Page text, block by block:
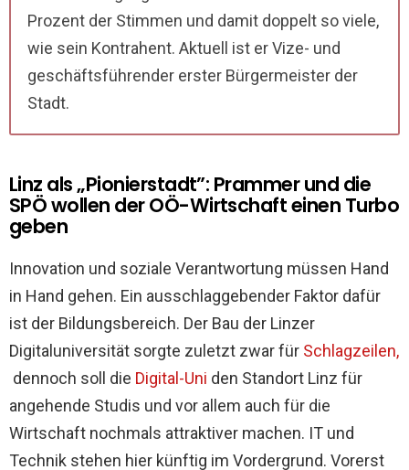
Prozent der Stimmen und damit doppelt so viele,
wie sein Kontrahent. Aktuell ist er Vize- und
geschäftsführender erster Bürgermeister der
Stadt.
Linz als „Pionierstadt”: Prammer und die
SPÖ wollen der OÖ-Wirtschaft einen Turbo
geben
Innovation und soziale Verantwortung müssen Hand
in Hand gehen. Ein ausschlaggebender Faktor dafür
ist der Bildungsbereich. Der Bau der Linzer
Digitaluniversität sorgte zuletzt zwar für Schlagzeilen,
dennoch soll die Digital-Uni den Standort Linz für
angehende Studis und vor allem auch für die
Wirtschaft nochmals attraktiver machen. IT und
Technik stehen hier künftig im Vordergrund. Vorerst